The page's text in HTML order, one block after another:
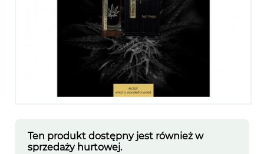
Ten produkt dostępny jest również w
sprzedaży hurtowej.